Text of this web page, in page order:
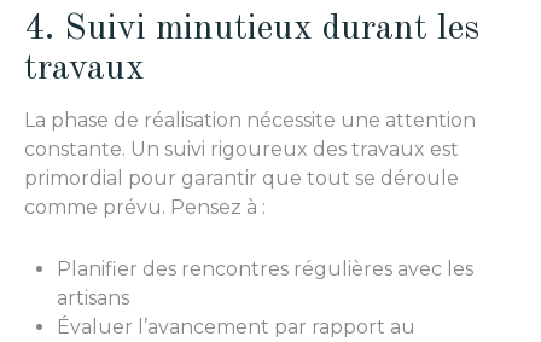
4. Suivi minutieux durant les
travaux
La phase de réalisation nécessite une attention
constante. Un suivi rigoureux des travaux est
primordial pour garantir que tout se déroule
comme prévu. Pensez à :
Planifier des rencontres régulières avec les
artisans
Évaluer l’avancement par rapport au